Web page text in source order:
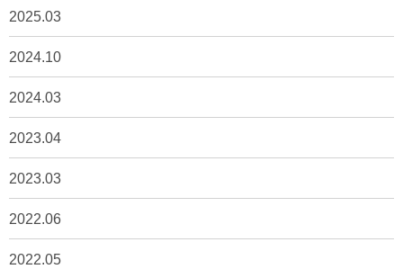
2025.03
2024.10
2024.03
2023.04
2023.03
2022.06
2022.05